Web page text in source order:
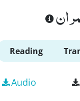
Reading
Audio